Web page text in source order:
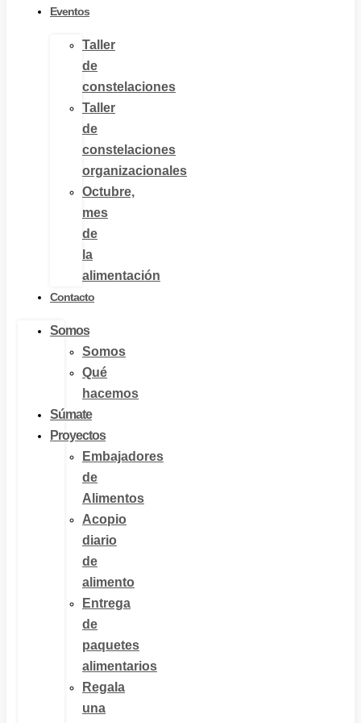
Eventos
Taller
de
constelaciones
Taller
de
constelaciones
organizacionales
Octubre,
mes
de
la
alimentación
Contacto
Somos
Somos
Qué
hacemos
Súmate
Proyectos
Embajadores
de
Alimentos
Acopio
diario
de
alimento
Entrega
de
paquetes
alimentarios
Regala
una